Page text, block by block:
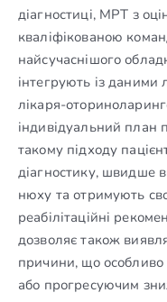
діагностиці, МРТ з
кваліфікованою
найсучаснішого
інтегрують із даними
лікаря-
індивідуальний план
такому підходу
діагностику, швидше
нюху та отримують
реабілітаційні
дозволяє також
причини, що
або прогресуючим